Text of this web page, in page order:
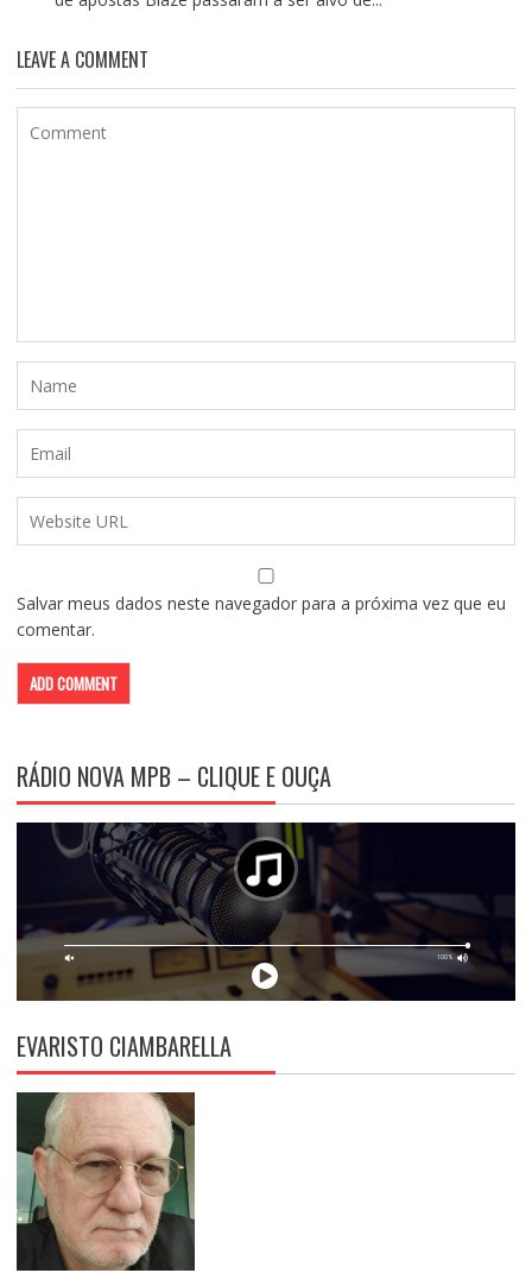
LEAVE A COMMENT
Salvar meus dados neste navegador para a próxima vez que eu
comentar.
RÁDIO NOVA MPB – CLIQUE E OUÇA
EVARISTO CIAMBARELLA